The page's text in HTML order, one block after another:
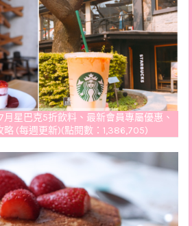
星巴克5折飲料、最新會員專屬優惠、
(每週更新)(點閱數：1,386,705)